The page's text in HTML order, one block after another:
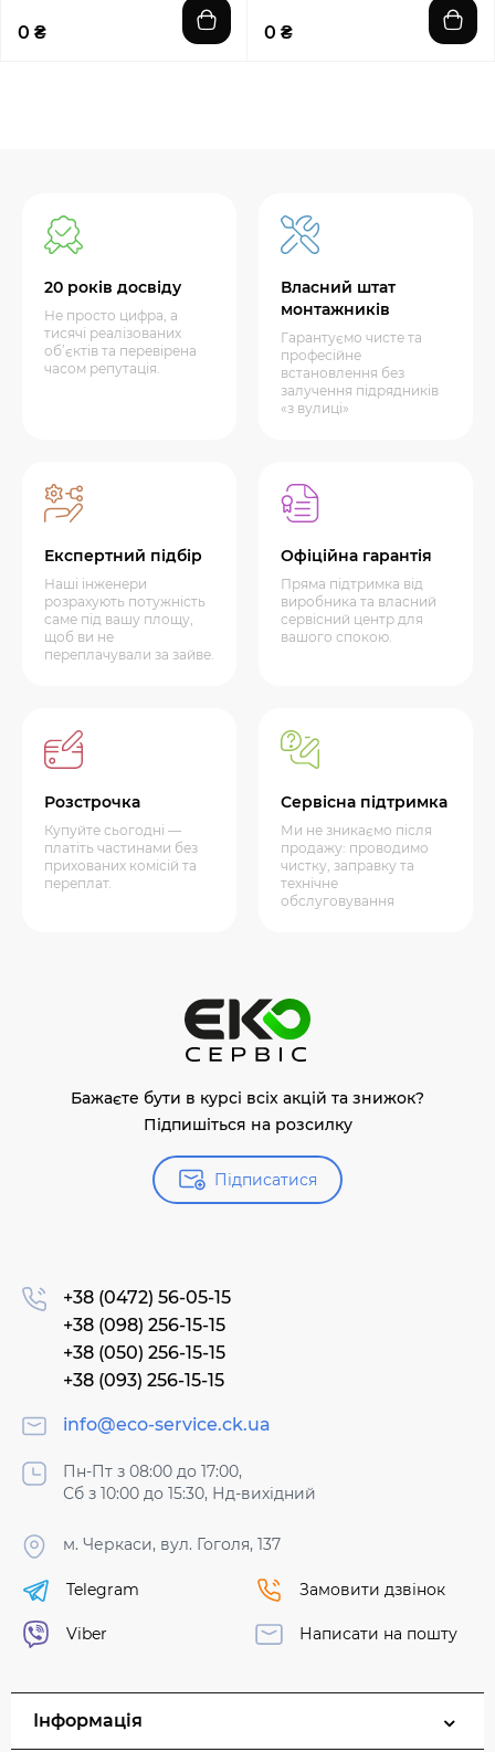
0 ₴ 0 ₴
20 років досвіду
Не просто цифра, а
тисячі реалізованих
об’єктів та перевірена
часом репутація.
Власний штат
монтажників
Гарантуємо чисте та
професійне
встановлення без
залучення підрядників
«з вулиці»
Експертний підбір
Наші інженери
розрахують потужність
саме під вашу площу,
щоб ви не
переплачували за зайве.
Офіційна гарантія
Пряма підтримка від
виробника та власний
сервісний центр для
вашого спокою.
Розстрочка
Купуйте сьогодні —
платіть частинами без
прихованих комісій та
переплат.
Сервісна підтримка
Ми не зникаємо після
продажу: проводимо
чистку, заправку та
технічне
обслуговування
Бажаєте бути в курсі всіх акцій та знижок?
Підпишіться на розсилку
Підписатися
+38 (0472) 56-05-15
+38 (098) 256-15-15
+38 (050) 256-15-15
+38 (093) 256-15-15
info@eco-service.ck.ua
Пн-Пт з 08:00 до 17:00,
Сб з 10:00 до 15:30, Нд-вихідний
м. Черкаси, вул. Гоголя, 137
Telegram
Viber
Замовити дзвінок
Написати на пошту
Інформація